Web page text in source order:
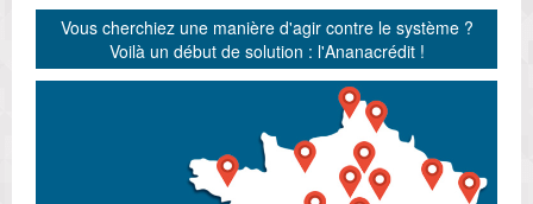
Vous cherchiez une manière d'agir contre le système ?
Voilà un début de solution : l'Ananacrédit!